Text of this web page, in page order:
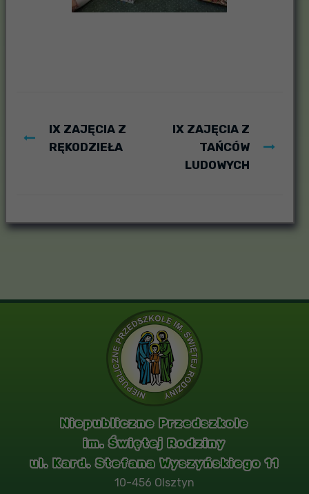
IX ZAJĘCIA Z
RĘKODZIEŁA
IX ZAJĘCIA Z
TAŃCÓW
LUDOWYCH
Niepubliczne Przedszkole
im. Świętej Rodziny
ul. Kard. Stefana Wyszyńskiego 11
10-456 Olsztyn